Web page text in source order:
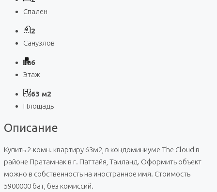
Спален
2
Санузлов
6
Этаж
63 м2
Площадь
Описание
Купить 2-комн. квартиру 63м2, в кондоминиуме The Cloud в
районе Пратамнак в г. Паттайя, Таиланд. Оформить объект
можно в собственность на иностранное имя. Стоимость
5900000 бат, без комиссий.